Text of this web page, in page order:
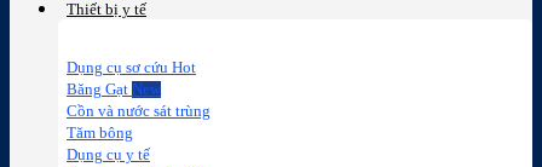
Thiết bị y tế
Dụng cụ sơ cứu
Băng Gạt
Cồn và nước sát trùng
Tăm bông
Dụng cụ y tế